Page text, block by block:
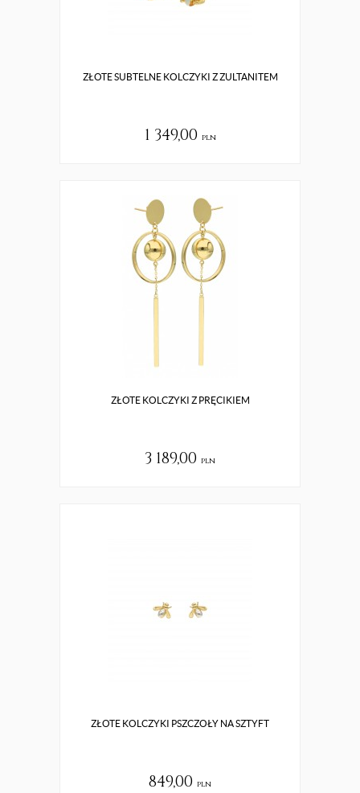
ZŁOTE SUBTELNE KOLCZYKI Z ZULTANITEM
1 349,00 pln
ZŁOTE KOLCZYKI Z PRĘCIKIEM
3 189,00 pln
ZŁOTE KOLCZYKI PSZCZOŁY NA SZTYFT
849,00 pln